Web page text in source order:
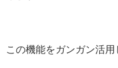
この機能をガンガン活